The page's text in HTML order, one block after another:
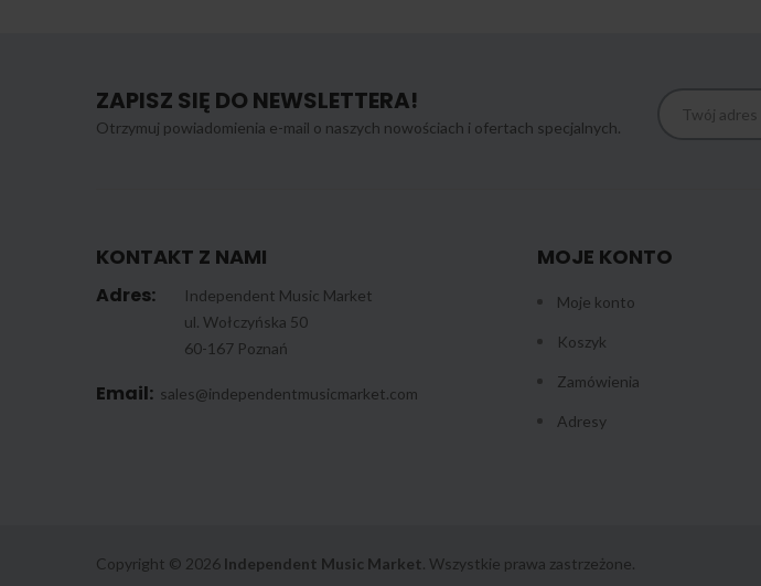
ZAPISZ SIĘ DO NEWSLETTERA!
Otrzymuj powiadomienia e-mail o naszych nowościach i ofertach specjalnych.
KONTAKT Z NAMI
Adres:
Independent Music Market
ul. Wołczyńska 50
60-167 Poznań
Email: sales@independentmusicmarket.com
MOJE KONTO
Moje konto
Koszyk
Zamówienia
Adresy
Copyright © 2026 Independent Music Market. Wszystkie prawa zastrzeżone.